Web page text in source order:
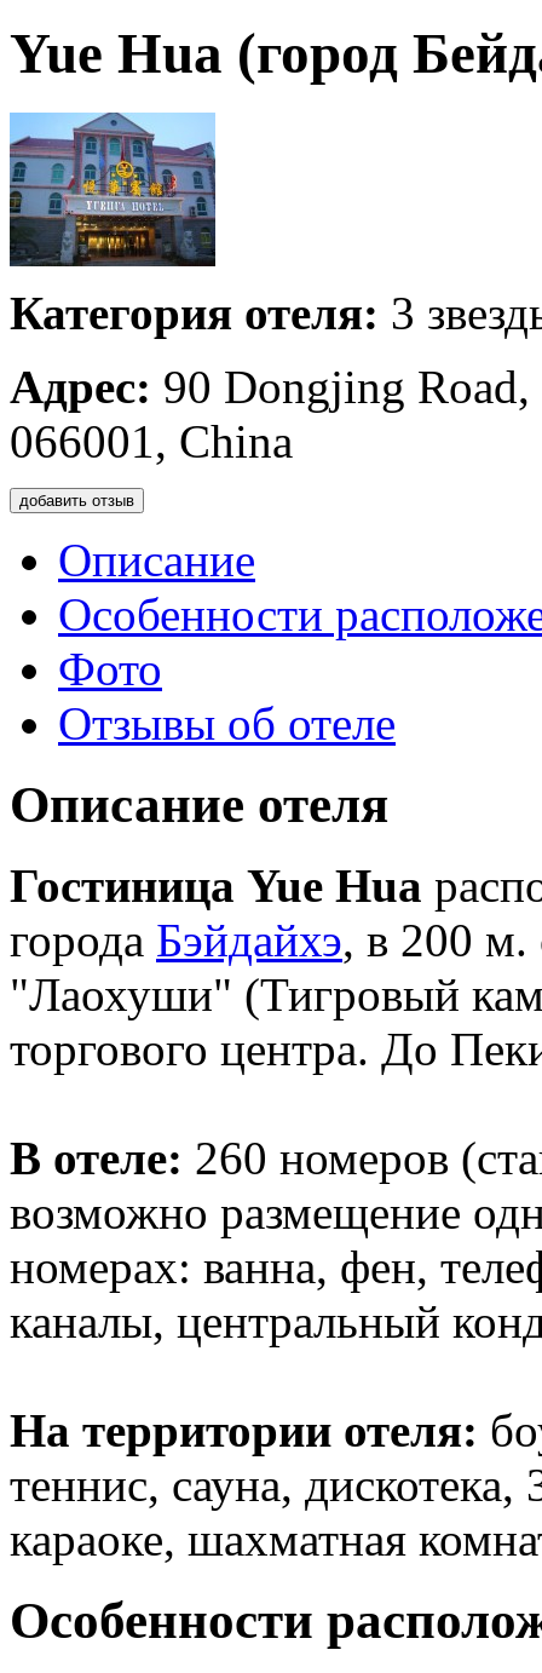
Yue Hua (город
Категория отеля: 3
Адрес: 90 Dongjing
066001, China
добавить отзыв
Описание
Особенности
Фото
Отзывы об отеле
Описание отеля
Гостиница Yue Hua
города Бэйдайхэ, в 200 м.
"Лаохуши" (Тигровый
торгового центра. До
В отеле: 260 номеров
возможно размещение
номерах: ванна, фен,
каналы, центральный
На территории отеля:
теннис, сауна,
караоке, шахматная
Особенности